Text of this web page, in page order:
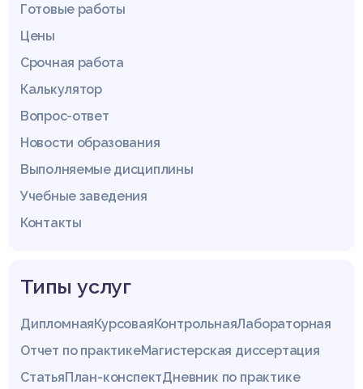
Готовые работы
Цены
Срочная работа
Калькулятор
Вопрос-ответ
Новости образования
Выполняемые дисциплины
Учебные заведения
Контакты
Типы услуг
ДипломнаяКурсоваяКонтрольнаяЛабораторная
Отчет по практикеМагистерская диссертация
СтатьяПлан-конспектДневник по практике